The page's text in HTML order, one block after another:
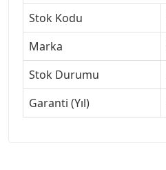
Stok Kodu
Marka
Stok Durumu
Garanti (Yıl)